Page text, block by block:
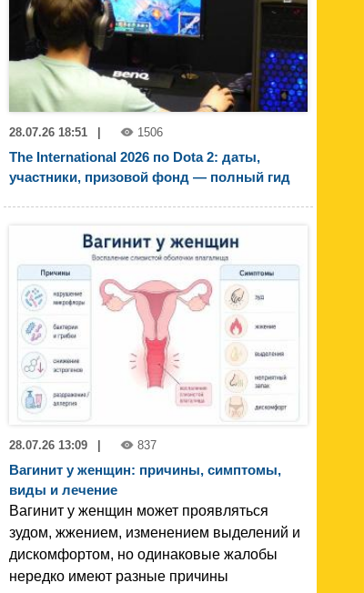
28.07.26 18:51 1506
The International 2026 по Dota 2: даты,
участники, призовой фонд — полный гид
28.07.26 13:09 | 837
Вагинит у женщин: причины, симптомы,
виды и лечение
Вагинит у женщин может проявляться
зудом, жжением, изменением выделений и
дискомфортом, но одинаковые жалобы
нередко имеют разные причины